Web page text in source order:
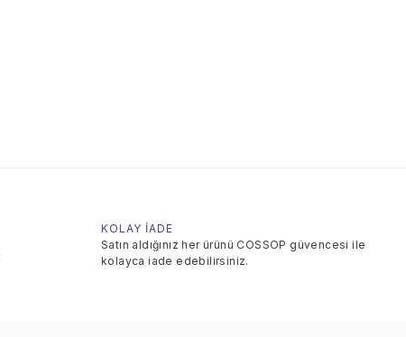
KOLAY İADE
Satın aldığınız her ürünü COSSOP güvencesi ile
kolayca iade edebilirsiniz.